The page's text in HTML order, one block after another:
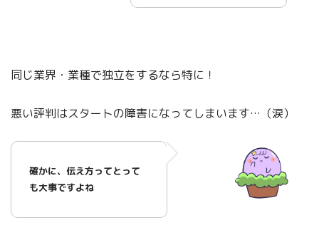
同じ業界・業種で独立をするなら特に！
悪い評判はスタートの障害になってしまいます…（涙）
確かに、伝え方ってとって
も大事ですよね